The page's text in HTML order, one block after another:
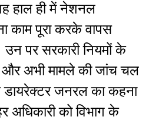
हाल ही में नेशनल
काम पूरा करके वापस
पर सरकारी नियमों के
और अभी मामले की जांच चल
जनरल का कहना
अधिकारी को विभाग के